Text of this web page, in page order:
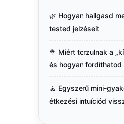
🌿 Hogyan hallgasd
tested jelzéseit
🥦 Miért torzulnak a
és hogyan fordíthatod
🧘 Egyszerű mini-
étkezési intuíciód